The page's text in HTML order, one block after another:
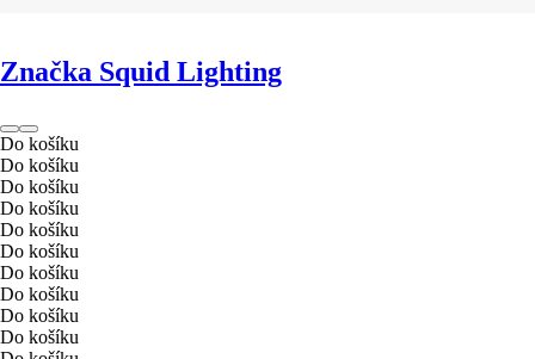
Značka Squid Lighting
Do košíku
Do košíku
Do košíku
Do košíku
Do košíku
Do košíku
Do košíku
Do košíku
Do košíku
Do košíku